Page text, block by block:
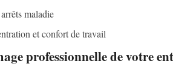
maladie
et confort de travail
professionnelle de votre